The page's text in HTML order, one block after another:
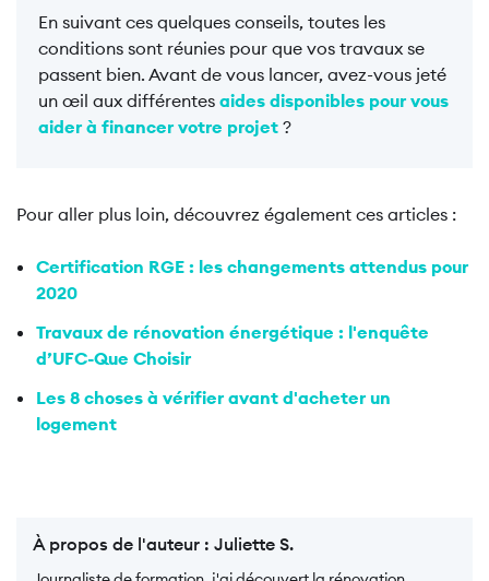
En suivant ces quelques conseils, toutes les
conditions sont réunies pour que vos travaux se
passent bien. Avant de vous lancer, avez-vous jeté
un œil aux différentes aides disponibles pour vous
aider à financer votre projet ?
Pour aller plus loin, découvrez également ces articles :
Certification RGE : les changements attendus pour
2020
Travaux de rénovation énergétique : l'enquête
d’UFC-Que Choisir
Les 8 choses à vérifier avant d'acheter un
logement
À propos de l'auteur : Juliette S.